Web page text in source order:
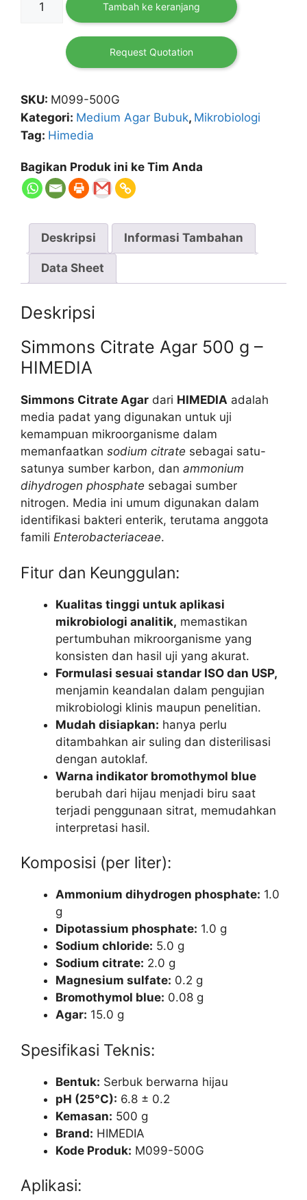
Simmons
HIMEDIA
Tambah ke keranjang
Request Quotation
SKU: M099-500G
Kategori: Medium Agar Bubuk, Mikrobiologi
Tag: Himedia
Bagikan Produk ini ke Tim Anda
Deskripsi Informasi Tambahan
Data Sheet
Deskripsi
Simmons Citrate Agar 500 g –
HIMEDIA
Simmons Citrate Agar dari HIMEDIA adalah
media padat yang digunakan untuk uji
kemampuan mikroorganisme dalam
memanfaatkan sodium citrate sebagai satu-
satunya sumber karbon, dan ammonium
dihydrogen phosphate sebagai sumber
nitrogen. Media ini umum digunakan dalam
identifikasi bakteri enterik, terutama anggota
famili Enterobacteriaceae.
Fitur dan Keunggulan:
Kualitas tinggi untuk aplikasi
mikrobiologi analitik, memastikan
pertumbuhan mikroorganisme yang
konsisten dan hasil uji yang akurat.
Formulasi sesuai standar ISO dan USP,
menjamin keandalan dalam pengujian
mikrobiologi klinis maupun penelitian.
Mudah disiapkan: hanya perlu
ditambahkan air suling dan disterilisasi
dengan autoklaf.
Warna indikator bromothymol blue
berubah dari hijau menjadi biru saat
terjadi penggunaan sitrat, memudahkan
interpretasi hasil.
Komposisi (per liter):
Ammonium dihydrogen phosphate: 1.0
g
Dipotassium phosphate: 1.0 g
Sodium chloride: 5.0 g
Sodium citrate: 2.0 g
Magnesium sulfate: 0.2 g
Bromothymol blue: 0.08 g
Agar: 15.0 g
Spesifikasi Teknis:
Bentuk: Serbuk berwarna hijau
pH (25°C): 6.8 ± 0.2
Kemasan: 500 g
Brand: HIMEDIA
Kode Produk: M099-500G
Aplikasi: